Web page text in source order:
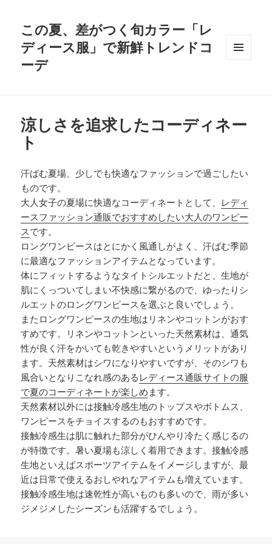
この夏、差がつく旬カラー「レ
ディース服」で新鮮トレンドコ
ーデ
涼しさを追求したコーディネー
ト
汗ばむ夏場、少しでも快適なファッションで過ごしたい
ものです。
大人女子の夏場に快適なコーディネートとして、 レディ
ースファッション通販でおすすめしたい大人のワンピー
スです。
ロングワンピースはとにかく風通しがよく、汗ばむ季節
に最適なファッションアイテムとなっています。
体にフィットするようなタイトシルエットだと、生地が
肌にくっついてしまい不快感に繋がるので、ゆったりシ
ルエットのロングワンピースを選ぶと良いでしょう。
またロングワンピースの生地はリネンやコットンがおす
すめです。リネンやコットンといった天然素材は、通気
性が良く汗をかいても乾きやすいというメリットがあり
ます。天然素材はシワになりやすいですが、そのシワも
風合いとなりこなれ感のある レディース通販サイトの服
で夏のコーディネートが楽しめ ます。
天然素材以外には接触冷感生地のトップスやボトムス、
ワンピースをチョイスするのもおすすめです。
接触冷感生は肌に触れた部分がひんやり冷たく感じるの
が特徴です。暑い夏場も涼しく着用できます。接触冷感
生地といえばスポーツアイテムをイメージしますが、最
近は日常で使えるおしやれなアイテムも増えています。
接触冷感生地は速乾性が高いものも多いので、雨が多い
ジメジメしたシーズンも活躍するでしょう。